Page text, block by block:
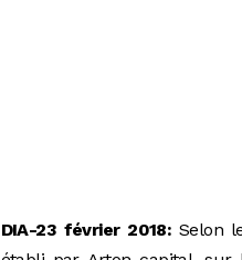
DIA-23 février 2018: Selon